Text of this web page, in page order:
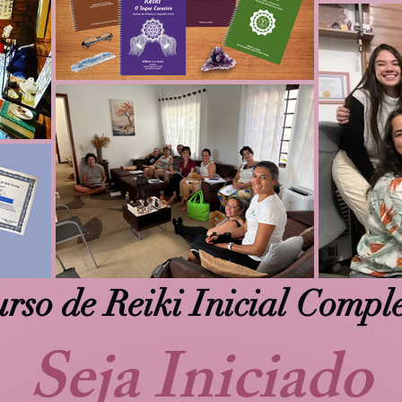
de Reiki Inicial